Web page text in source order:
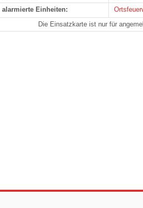
alarmierte Einheiten:
Die Einsatzkarte ist nur für